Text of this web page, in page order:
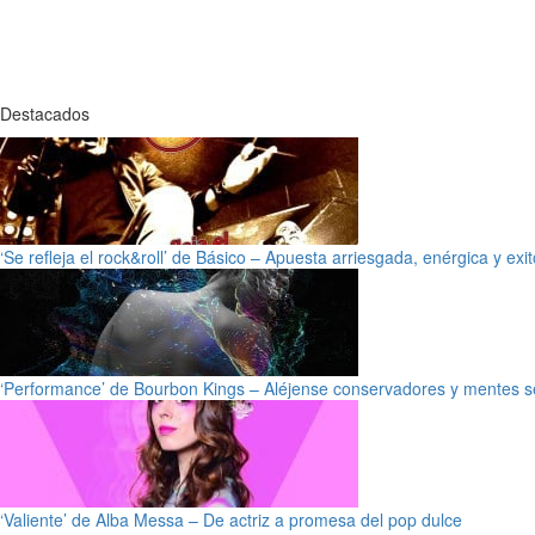
Destacados
‘Se refleja el rock&roll’ de Básico – Apuesta arriesgada, enérgica y
‘Performance’ de Bourbon Kings – Aléjense conservadores y mentes
‘Valiente’ de Alba Messa – De actriz a promesa del pop dulce